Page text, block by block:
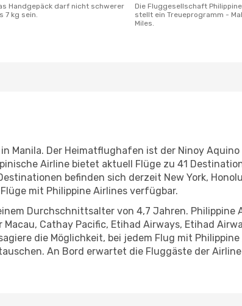
7 kg sein.
Die Fluggesellschaft Philippine Airlines
stellt ein Treueprogramm -
Miles.
Manila. Der Heimatflughafen ist der Ninoy
Airline bietet aktuell Flüge zu 41
befinden sich derzeit New York,
mit Philippine Airlines verfügbar.
Durchschnittsalter von 4,7 Jahren. Philippine
Cathay Pacific, Etihad Airways, Etihad
die Möglichkeit, bei jedem Flug mit
An Bord erwartet die Fluggäste der